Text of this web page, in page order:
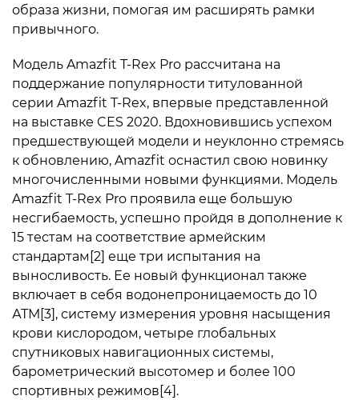
образа жизни, помогая им расширять рамки
привычного.
Модель Amazfit T-Rex Pro рассчитана на
поддержание популярности титулованной
серии Amazfit T-Rex, впервые представленной
на выставке CES 2020. Вдохновившись успехом
предшествующей модели и неуклонно стремясь
к обновлению, Amazfit оснастил свою новинку
многочисленными новыми функциями. Модель
Amazfit T-Rex Pro проявила еще большую
несгибаемость, успешно пройдя в дополнение к
15 тестам на соответствие армейским
стандартам[2] еще три испытания на
выносливость. Ее новый функционал также
включает в себя водонепроницаемость до 10
АТМ[3], систему измерения уровня насыщения
крови кислородом, четыре глобальных
спутниковых навигационных системы,
барометрический высотомер и более 100
спортивных режимов[4].